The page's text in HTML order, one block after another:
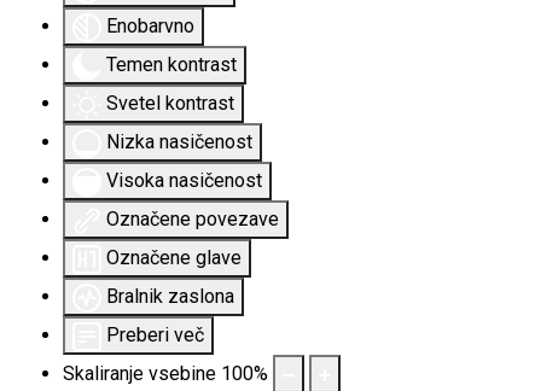
Enobarvno
Temen kontrast
Svetel kontrast
Nizka nasičenost
Visoka nasičenost
Označene povezave
Označene glave
Bralnik zaslona
Preberi več
Skaliranje vsebine 100%